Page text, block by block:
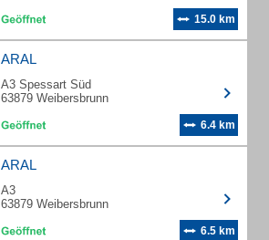
15.0 km
ARAL
A3 Spessart Süd
63879 Weibersbrunn
6.4 km
ARAL
A3
63879 Weibersbrunn
6.5 km